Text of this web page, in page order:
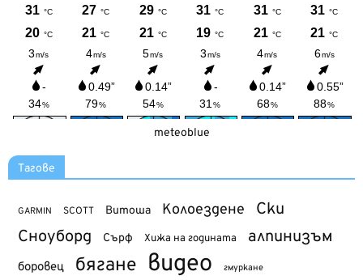
meteoblue
Тагове
GARMIN SCOTT Витоша Колоездене Ски
Сноуборд Сърф Хижа на годината алпинизъм
боровец бягане видео гмуркане